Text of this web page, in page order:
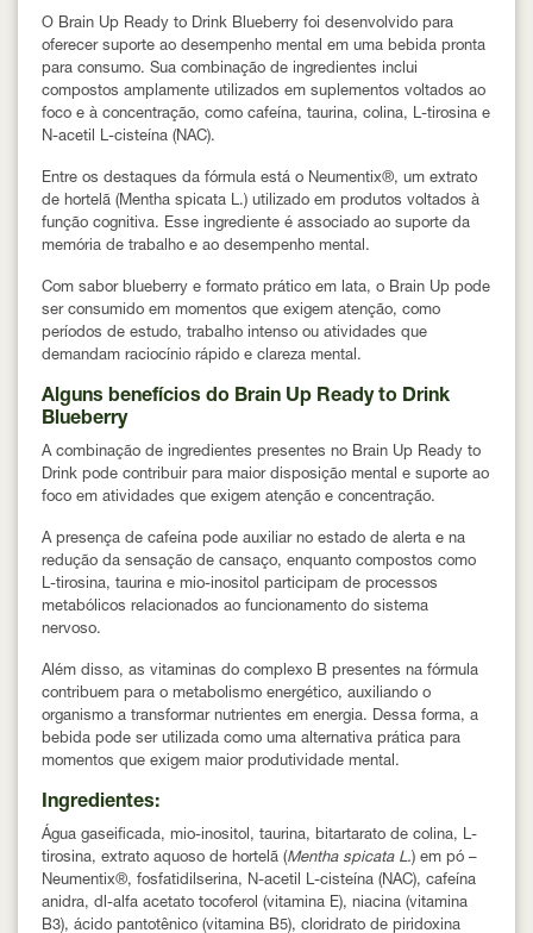
O Brain Up Ready to Drink Blueberry foi desenvolvido para
oferecer suporte ao desempenho mental em uma bebida pronta
para consumo. Sua combinação de ingredientes inclui
compostos amplamente utilizados em suplementos voltados ao
foco e à concentração, como cafeína, taurina, colina, L-tirosina e
N-acetil L-cisteína (NAC).
Entre os destaques da fórmula está o Neumentix®, um extrato
de hortelã (Mentha spicata L.) utilizado em produtos voltados à
função cognitiva. Esse ingrediente é associado ao suporte da
memória de trabalho e ao desempenho mental.
Com sabor blueberry e formato prático em lata, o Brain Up pode
ser consumido em momentos que exigem atenção, como
períodos de estudo, trabalho intenso ou atividades que
demandam raciocínio rápido e clareza mental.
Alguns benefícios do Brain Up Ready to Drink
Blueberry
A combinação de ingredientes presentes no Brain Up Ready to
Drink pode contribuir para maior disposição mental e suporte ao
foco em atividades que exigem atenção e concentração.
A presença de cafeína pode auxiliar no estado de alerta e na
redução da sensação de cansaço, enquanto compostos como
L-tirosina, taurina e mio-inositol participam de processos
metabólicos relacionados ao funcionamento do sistema
nervoso.
Além disso, as vitaminas do complexo B presentes na fórmula
contribuem para o metabolismo energético, auxiliando o
organismo a transformar nutrientes em energia. Dessa forma, a
bebida pode ser utilizada como uma alternativa prática para
momentos que exigem maior produtividade mental.
Ingredientes:
Água gaseificada, mio-inositol, taurina, bitartarato de colina, L-
tirosina, extrato aquoso de hortelã (Mentha spicata L.) em pó –
Neumentix®, fosfatidilserina, N-acetil L-cisteína (NAC), cafeína
anidra, dl-alfa acetato tocoferol (vitamina E), niacina (vitamina
B3), ácido pantotênico (vitamina B5), cloridrato de piridoxina